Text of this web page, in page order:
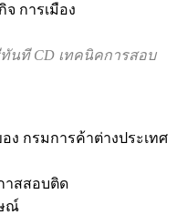
จ การเมือง
นที CD เทคนิคการสอบ
ง กรมการค้าต่างประเทศ
าสสอบติด
ณ์